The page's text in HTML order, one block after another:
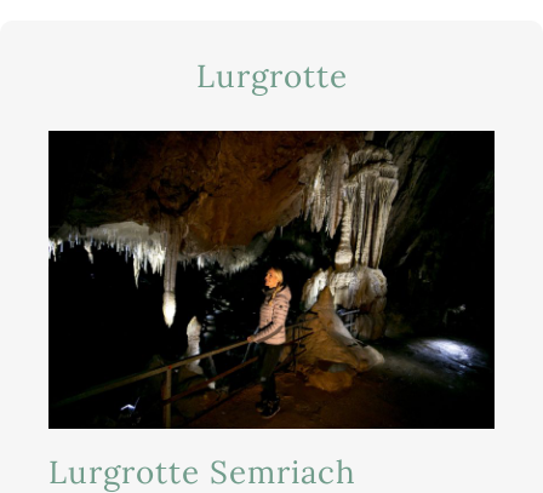
Lurgrotte
Lurgrotte Semriach